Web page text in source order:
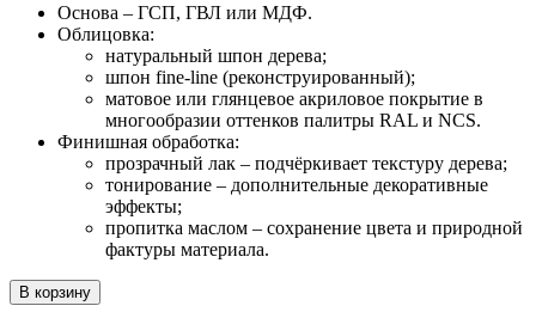
Основа – ГСП, ГВЛ или МДФ.
Облицовка:
натуральный шпон дерева;
шпон fine-line (реконструированный);
матовое или глянцевое акриловое покрытие в
многообразии оттенков палитры RAL и NCS.
Финишная обработка:
прозрачный лак – подчёркивает текстуру дерева;
тонирование – дополнительные декоративные
эффекты;
пропитка маслом – сохранение цвета и природной
фактуры материала.
В корзину